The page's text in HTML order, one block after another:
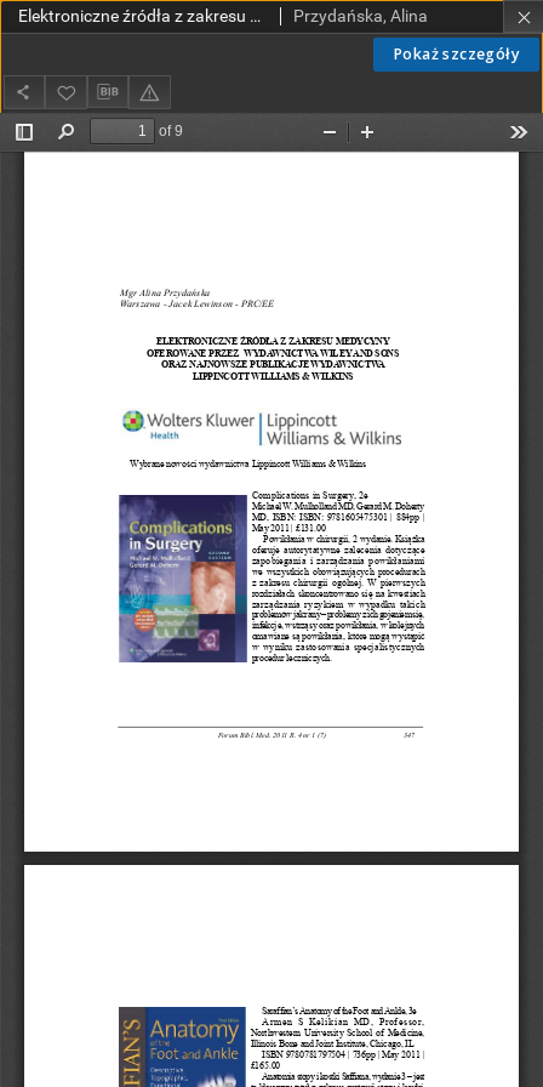
Pokaż szczegóły
Elektroniczne źródła z zakresu medycyny oferowane przez Wydawnictwa Wiley and Sons oraz najnowsze publikacje Wydawnictwa Lippincott Williams & Wilkins Przydańska, Alina